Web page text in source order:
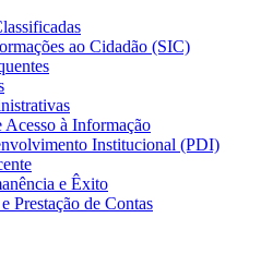
ao Cidadão (SIC)
Acesso à Informação
Institucional (PDI)
e Êxito
Prestação de Contas